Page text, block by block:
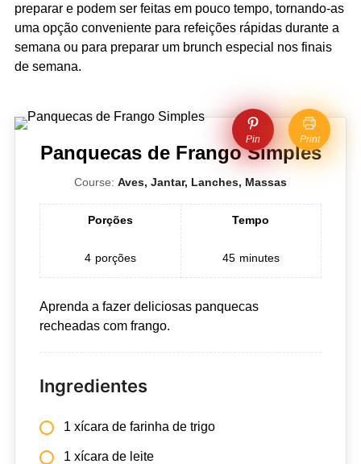
preparar e podem ser feitas em pouco tempo, tornando-as
uma opção conveniente para refeições rápidas durante a
semana ou para preparar um brunch especial nos finais
de semana.
Pin Print
Panquecas de Frango Simples
Course: Aves, Jantar, Lanches, Massas
Porções
4 porções
Tempo
45 minutes
Aprenda a fazer deliciosas panquecas
recheadas com frango.
Ingredientes
1 xícara de farinha de trigo
1 xícara de leite